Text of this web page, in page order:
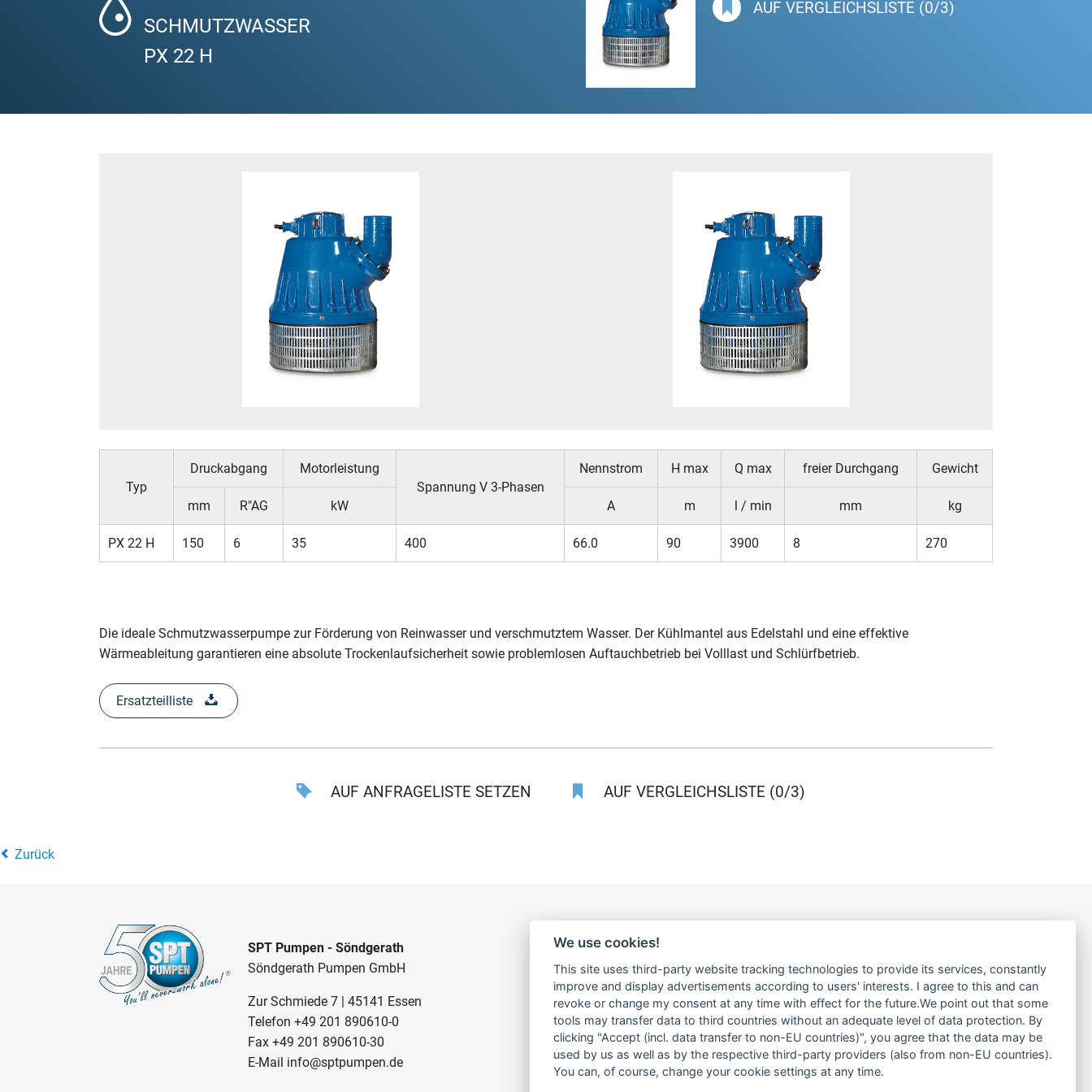
SCHMUTZWASSER
PX 22 H
AUF VERGLEICHSLISTE (0/3)
Typ
Druckabgang
Motorleistung
Spannung V 3-Phasen
Nennstrom H max Q max freier Durchgang Gewicht
mm R"AG kW A m l / min mm kg
PX 22 H 150 6 35 400 66.0 90 3900 8 270
Die ideale Schmutzwasserpumpe zur Förderung von Reinwasser und verschmutztem Wasser. Der Kühlmantel aus Edelstahl und eine effektive
Wärmeableitung garantieren eine absolute Trockenlaufsicherheit sowie problemlosen Auftauchbetrieb bei Volllast und Schlürfbetrieb.
Ersatzteilliste
AUF ANFRAGELISTE SETZEN AUF VERGLEICHSLISTE (0/3)
Zurück
SPT Pumpen - Söndgerath
Söndgerath Pumpen GmbH
Zur Schmiede 7 | 45141 Essen
Telefon+49 201 890610-0
Fax +49 201 890610-30
E-Mail info@sptpumpen.de
BAUPUMPEN
FÜR SCHMUTZWASSER
FÜR SCHLAMMWASSER
FÜR ABWASSER
FÜR RESTWASSER
ÜBER UNS
PRODUKTE
SERVICE
MIETEN
NEWS & TERMINE
DOWNLOADS
We use cookies!
This site uses third-party website tracking technologies to provide its services, constantly
improve and display advertisements according to users' interests. I agree to this and can
revoke or change my consent at any time with effect for the future.We point out that some
tools may transfer data to third countries without an adequate level of data protection. By
clicking "Accept (incl. data transfer to non-EU countries)", you agree that the data may be
used by us as well as by the respective third-party providers (also from non-EU countries).
You can, of course, change your cookie settings at any time.